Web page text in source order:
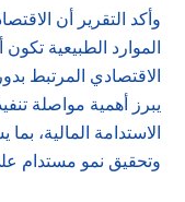
وأكد التقرير أن
الموارد الطبيعية
الاقتصادي المرتبط
يبرز أهمية مواصلة
الاستدامة المالية،
وتحقيق نمو مستدام